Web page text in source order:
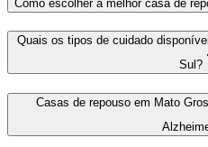
Como escolher a melhor casa de
Quais os tipos de cuidado
Sul?
Casas de repouso em Mato